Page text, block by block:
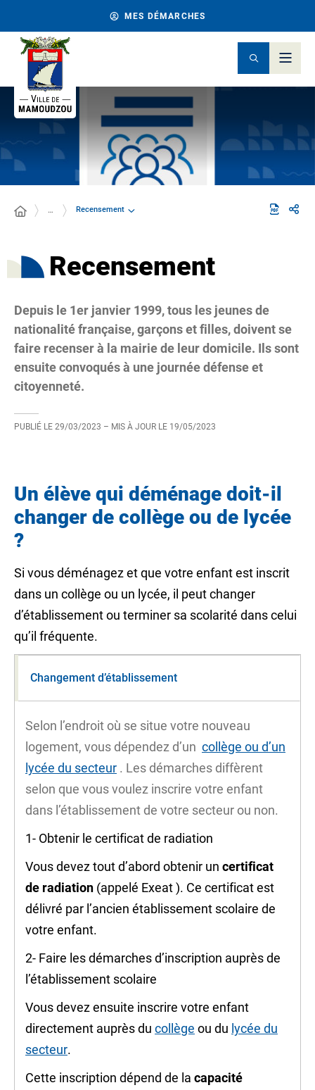
MES DÉMARCHES
… Recensement
Recensement
Depuis le 1er janvier 1999, tous les jeunes de
nationalité française, garçons et filles, doivent se
faire recenser à la mairie de leur domicile. Ils sont
ensuite convoqués à une journée défense et
citoyenneté.
PUBLIÉ LE 29/03/2023 – MIS À JOUR LE 19/05/2023
Un élève qui déménage doit-il
changer de collège ou de lycée
?
Si vous déménagez et que votre enfant est inscrit
dans un collège ou un lycée, il peut changer
d’établissement ou terminer sa scolarité dans celui
qu’il fréquente.
Changement d’établissement
Selon l’endroit où se situe votre nouveau
logement, vous dépendez d’un collège ou d’un
lycée du secteur . Les démarches diffèrent
selon que vous voulez inscrire votre enfant
dans l’établissement de votre secteur ou non.
1- Obtenir le certificat de radiation
Vous devez tout d’abord obtenir un certificat
de radiation (appelé Exeat). Ce certificat est
délivré par l’ancien établissement scolaire de
votre enfant.
2- Faire les démarches d’inscription auprès de
l’établissement scolaire
Vous devez ensuite inscrire votre enfant
directement auprès du collège ou du lycée du
secteur.
Cette inscription dépend de la capacité